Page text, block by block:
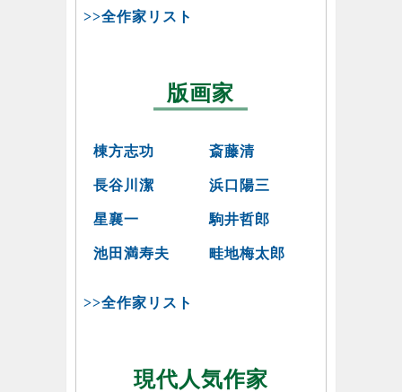
>>全作家リスト
版画家
棟方志功 斎藤清
長谷川潔 浜口陽三
星襄一 駒井哲郎
池田満寿夫 畦地梅太郎
>>全作家リスト
現代人気作家